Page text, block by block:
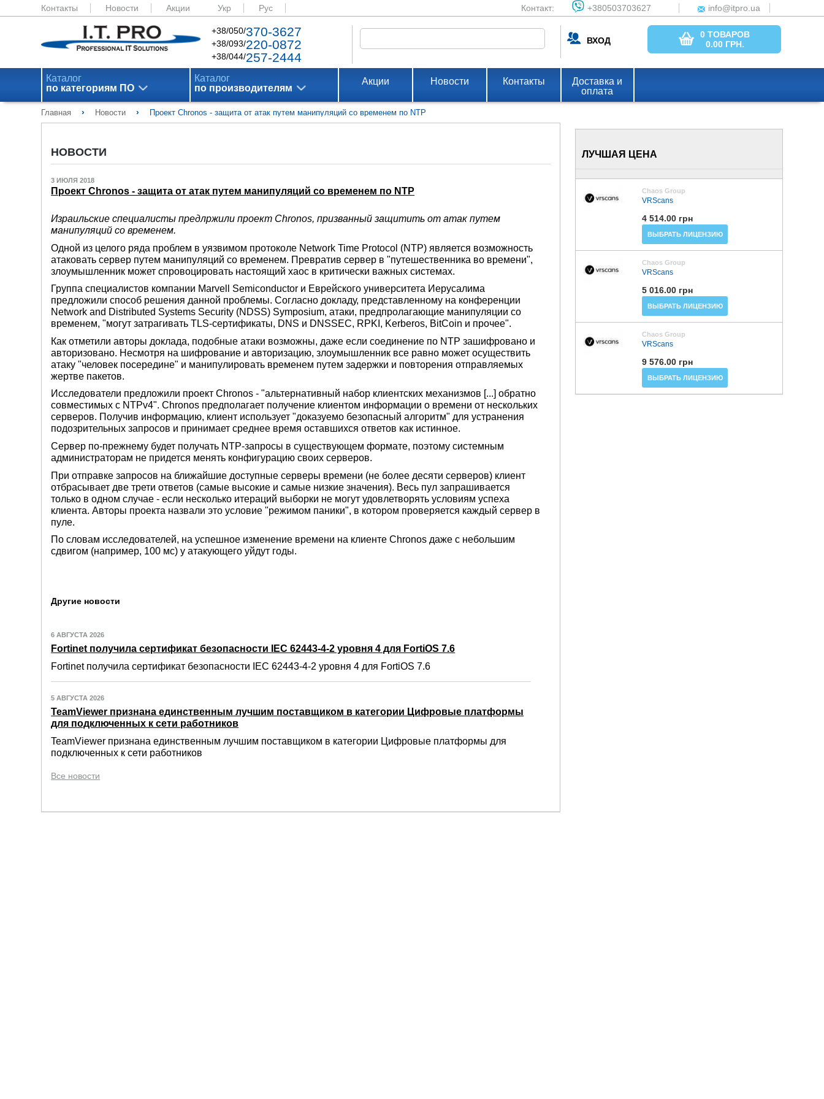
Контакты Новости Акции Укр Рус Контакт: +380503703627 info@itpro.ua
+38/050/370-3627
+38/093/220-0872
+38/044/257-2444
ВХОД
0 ТОВАРОВ
0.00 ГРН.
Каталог
по категориям ПО
Каталог
по производителям
Акции Новости Контакты
Доставка и
оплата
Главная › Новости › Проект Chronos - защита от атак путем манипуляций со временем по NTP
НОВОСТИ
3 ИЮЛЯ 2018
Проект Chronos - защита от атак путем манипуляций со временем по NTP
Израильские специалисты предлржили проект Chronos, призванный защитить от атак путем
манипуляций со временем.
Одной из целого ряда проблем в уязвимом протоколе Network Time Protocol (NTP) является возможность
атаковать сервер путем манипуляций со временем. Превратив сервер в "путешественника во времени",
злоумышленник может спровоцировать настоящий хаос в критически важных системах.
Группа специалистов компании Marvell Semiconductor и Еврейского университета Иерусалима
предложили способ решения данной проблемы. Согласно докладу, представленному на конференции
Network and Distributed Systems Security (NDSS) Symposium, атаки, предпролагающие манипуляции со
временем, "могут затрагивать TLS-сертификаты, DNS и DNSSEC, RPKI, Kerberos, BitCoin и прочее".
Как отметили авторы доклада, подобные атаки возможны, даже если соединение по NTP зашифровано и
авторизовано. Несмотря на шифрование и авторизацию, злоумышленник все равно может осуществить
атаку "человек посередине" и манипулировать временем путем задержки и повторения отправляемых
жертве пакетов.
Исследователи предложили проект Chronos - "альтернативный набор клиентских механизмов [...] обратно
совместимых с NTPv4". Chronos предполагает получение клиентом информации о времени от нескольких
серверов. Получив информацию, клиент использует "доказуемо безопасный алгоритм" для устранения
подозрительных запросов и принимает среднее время оставшихся ответов как истинное.
Сервер по-прежнему будет получать NTP-запросы в существующем формате, поэтому системным
администраторам не придется менять конфигурацию своих серверов.
При отправке запросов на ближайшие доступные серверы времени (не более десяти серверов) клиент
отбрасывает две трети ответов (самые высокие и самые низкие значения). Весь пул запрашивается
только в одном случае - если несколько итераций выборки не могут удовлетворять условиям успеха
клиента. Авторы проекта назвали это условие "режимом паники", в котором проверяется каждый сервер в
пуле.
По словам исследователей, на успешное изменение времени на клиенте Chronos даже с небольшим
сдвигом (например, 100 мс) у атакующего уйдут годы.
Другие новости
6 АВГУСТА 2026
Fortinet получила сертификат безопасности IEC 62443-4-2 уровня 4 для FortiOS 7.6
Fortinet получила сертификат безопасности IEC 62443-4-2 уровня 4 для FortiOS 7.6
5 АВГУСТА 2026
TeamViewer признана единственным лучшим поставщиком в категории Цифровые платформы
для подключенных к сети работников
TeamViewer признана единственным лучшим поставщиком в категории Цифровые платформы для
подключенных к сети работников
Все новости
ЛУЧШАЯ ЦЕНА
Chaos Group
VRScans
4 514.00 грн
ВЫБРАТЬ ЛИЦЕНЗИЮ
Chaos Group
VRScans
5 016.00 грн
ВЫБРАТЬ ЛИЦЕНЗИЮ
Chaos Group
VRScans
9 576.00 грн
ВЫБРАТЬ ЛИЦЕНЗИЮ